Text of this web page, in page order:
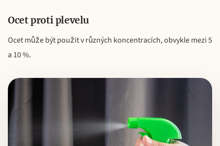
Ocet proti plevelu
Ocet může být použit v různých koncentracích, obvykle mezi 5
a 10 %.